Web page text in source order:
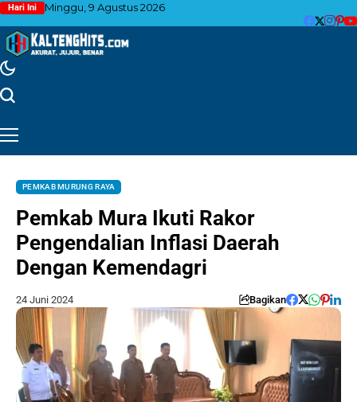
Hari Ini Minggu, 9 Agustus 2026
PEMKAB MURUNG RAYA
Pemkab Mura Ikuti Rakor
Pengendalian Inflasi Daerah
Dengan Kemendagri
24 Juni 2024 Bagikan